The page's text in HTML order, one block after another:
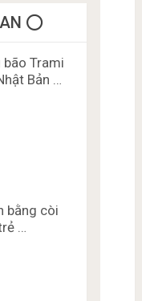
⭕️
bão Trami
Bản …
bằng còi
…